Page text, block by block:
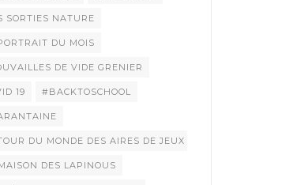
SORTIES NATURE
DU MOIS
DE VIDE GRENIER
19 #BACKTOSCHOOL
DU MONDE DES AIRES DE JEUX
DES LAPINOUS